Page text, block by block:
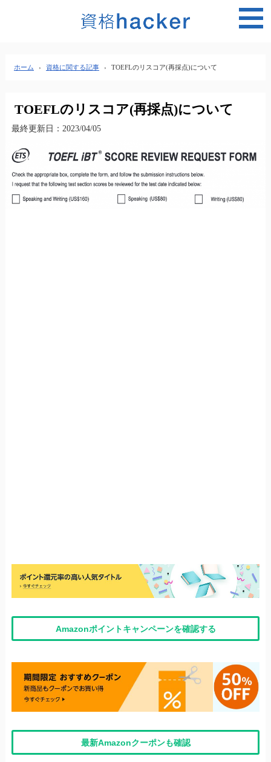
ホーム › 資格に関する記事 › TOEFLのリスコア(再採点)について
TOEFLのリスコア(再採点)について
最終更新日：2023/04/05
Amazonポイントキャンペーンを確認する
最新Amazonクーポンも確認